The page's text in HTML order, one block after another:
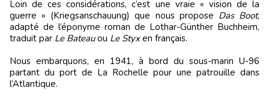
Loin de ces considérations, c’est une vraie « vision de la
guerre » (Kriegsanschauung) que nous propose Das Boot,
adapté de l’éponyme roman de Lothar-Günther Buchheim,
traduit par Le Bateauou Le Styxen français.
Nous embarquons, en 1941, à bord du sous-marin U-96
partant du port de La Rochelle pour une patrouille dans
l’Atlantique.